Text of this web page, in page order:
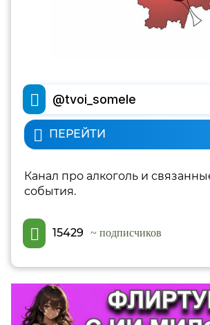
@tvoi_somele
ПЕРЕЙТИ
Канал про алкоголь и
события.
15429 ~ подписчиков